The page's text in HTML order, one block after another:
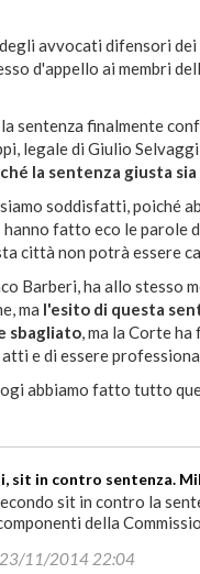
avvocati difensori
d'appello ai membri
sentenza finalmente
legale di Giulio
la sentenza giusta
soddisfatti, poiché
fatto eco le parole
città non potrà essere
Barberi, ha allo stesso
ma l'esito di questa
sbagliato, ma la Corte
e di essere
abbiamo fatto tutto
sit in contro sentenza.
sit in contro la
della
11/2014 22:04